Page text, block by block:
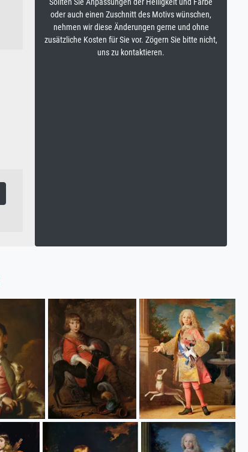
Sollten Sie Anpassungen der Helligkeit und Farbe
oder auch einen Zuschnitt des Motivs wünschen,
nehmen wir diese Änderungen gerne und ohne
zusätzliche Kosten für Sie vor. Zögern Sie bitte nicht,
uns zu kontaktieren.